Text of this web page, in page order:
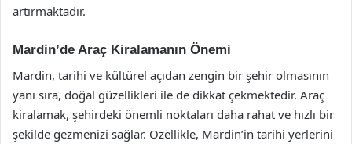
artırmaktadır.
Mardin’de Araç Kiralamanın Önemi
Mardin, tarihi ve kültürel açıdan zengin bir şehir olmasının
yanı sıra, doğal güzellikleri ile de dikkat çekmektedir. Araç
kiralamak, şehirdeki önemli noktaları daha rahat ve hızlı bir
şekilde gezmenizi sağlar. Özellikle, Mardin’in tarihi yerlerini